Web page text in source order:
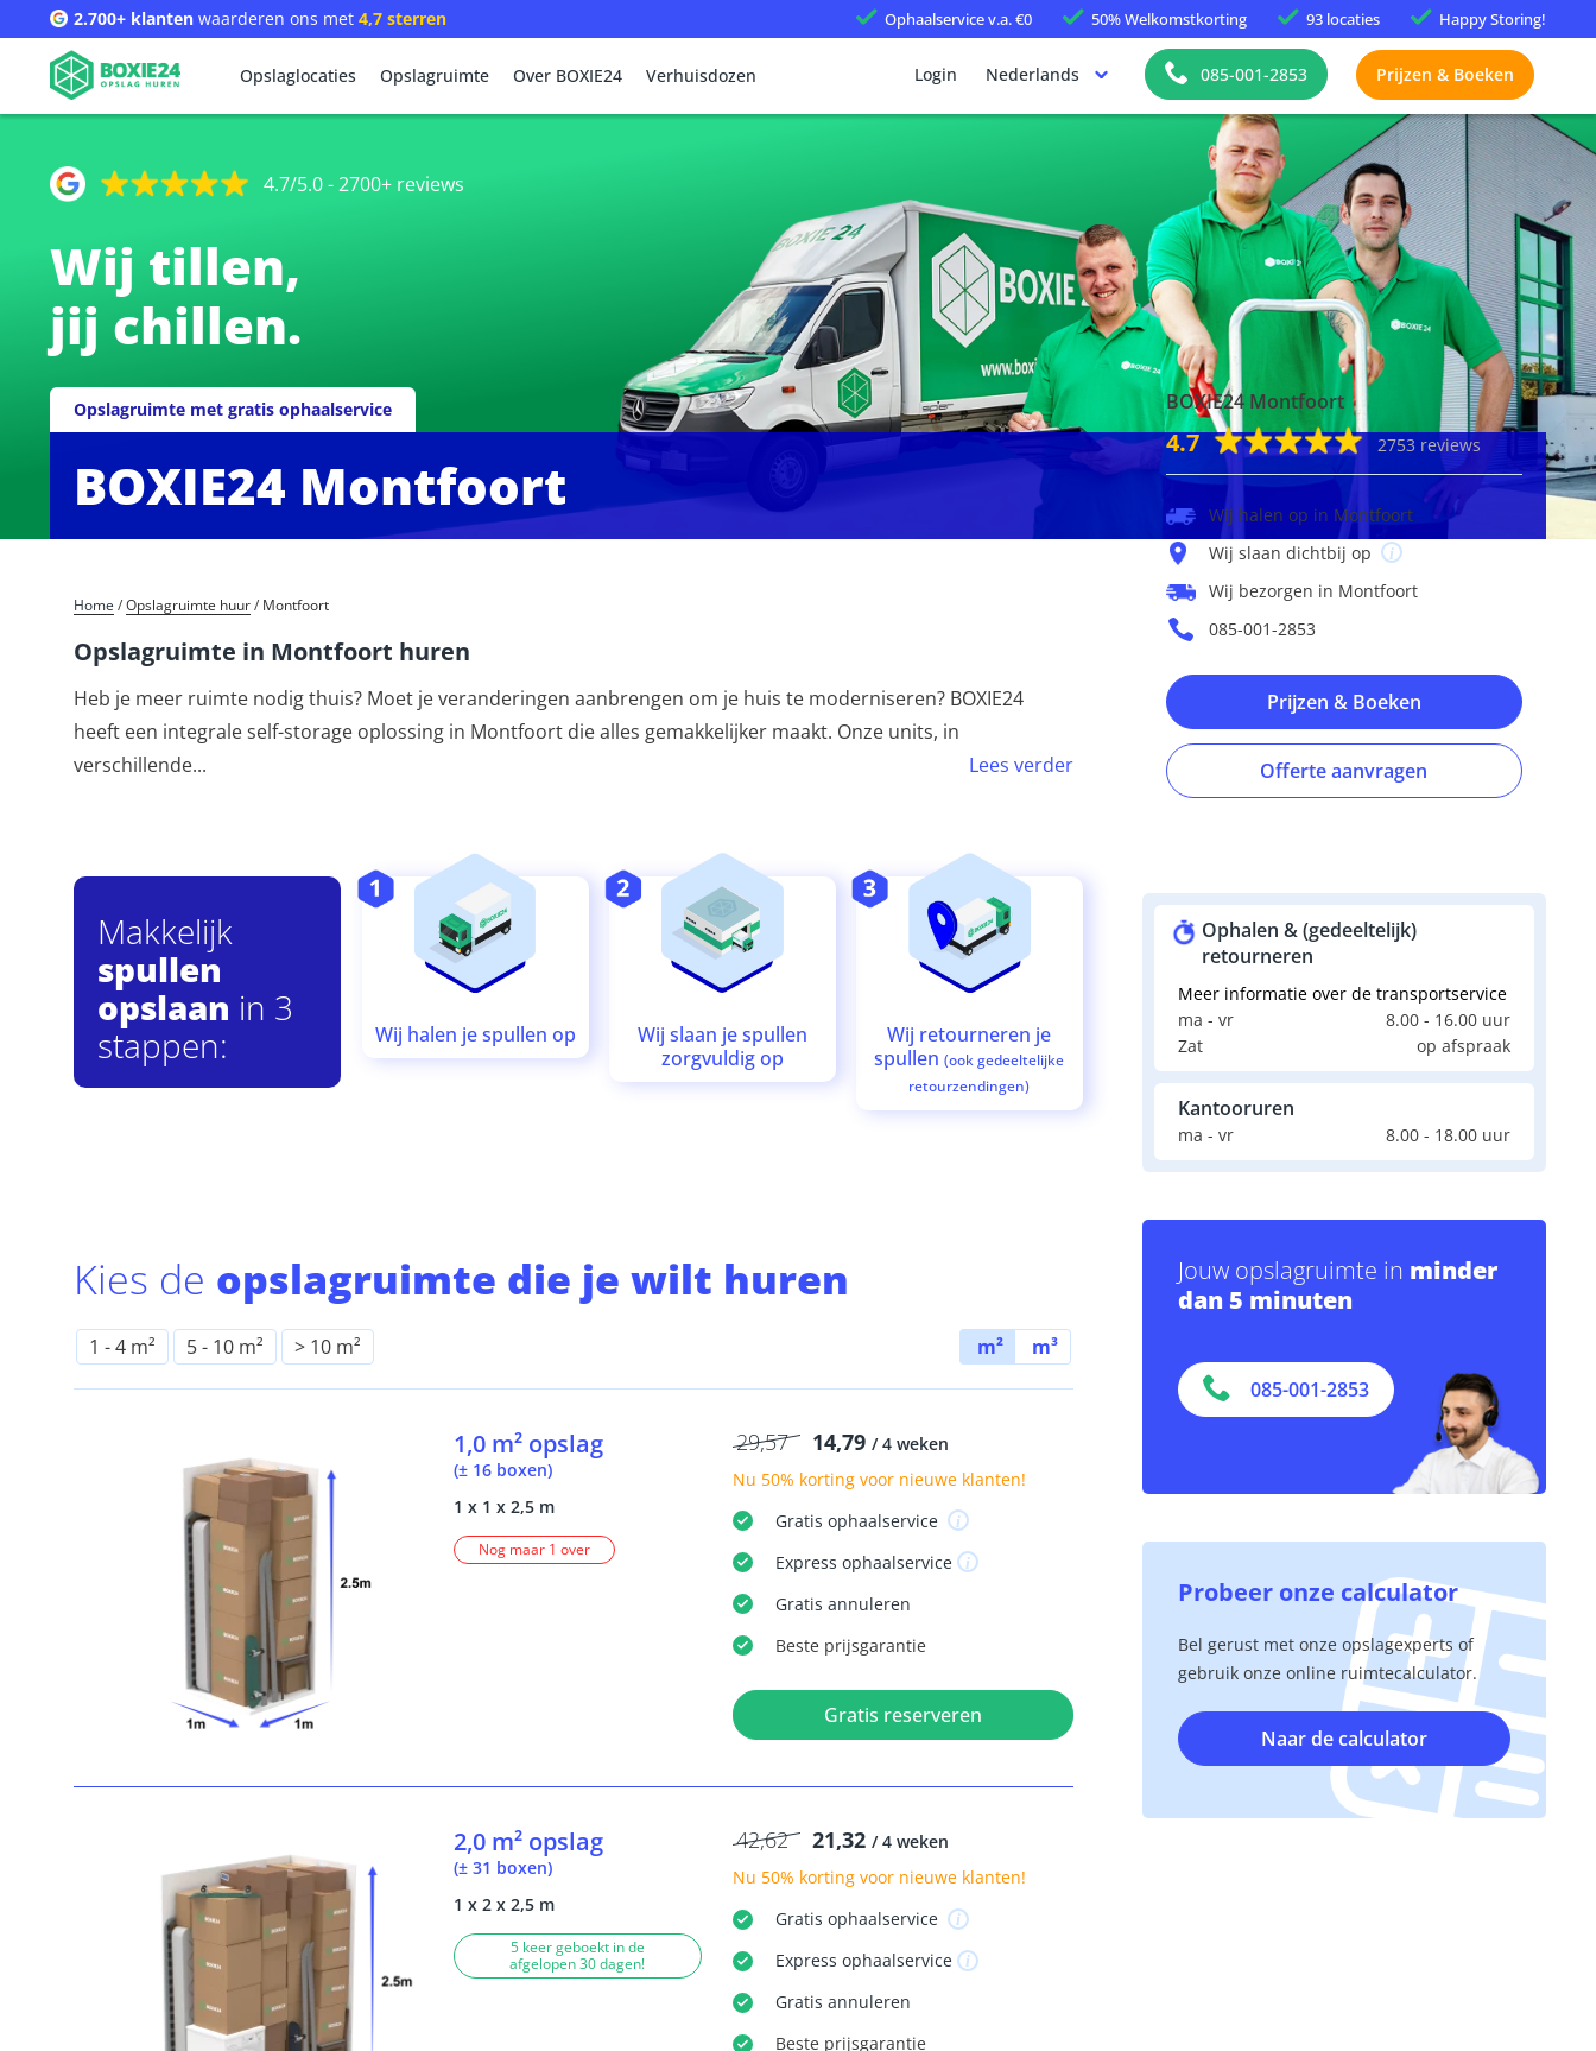
2.700+ klanten waarderen ons met 4,7 sterren Ophaalservicev.a. €0 50%Welkomstkorting 93 locaties HappyStoring!
Opslaglocaties Opslagruimte Over BOXIE24 Verhuisdozen Login Nederlands 085-001-2853 Prijzen & Boeken
4.7/5.0 - 2700+ reviews
Wij tillen,
jij chillen.
Opslagruimte met gratis ophaalservice
BOXIE24 Montfoort
Home / Opslagruimte huur/ Montfoort
Opslagruimte in Montfoort huren
Heb je meer ruimte nodig thuis? Moet je veranderingen aanbrengen om je huis te moderniseren? BOXIE24
heeft een integrale self-storage oplossing in Montfoort die alles gemakkelijker maakt. Onze units, in
verschillende... Lees verder
Makkelijk
spullen
opslaan in 3
stappen:
Wij halen je spullen op
Wij slaan je spullen
zorgvuldig op
Wij retourneren je
spullen(ook gedeeltelijke
retourzendingen)
BOXIE24 Montfoort
4.7 2753 reviews
Wij halen op in Montfoort
Wij slaan dichtbij op
Wij bezorgen in Montfoort
085-001-2853
Prijzen & Boeken
Offerte aanvragen
Ophalen & (gedeeltelijk)
retourneren
Meer informatie over de transportservice
ma - vr
8.00 - 16.00 uur
Zat
op afspraak
Kantooruren
ma - vr 8.00 - 18.00 uur
Jouw opslagruimte in minder
dan 5 minuten
085-001-2853
Probeer onze calculator
Bel gerust met onze opslagexperts of
gebruik onze online ruimtecalculator.
Naar de calculator
Kies de opslagruimte die je wilt huren
1 -4 m² 5- 10 m² > 10 m² m² m³
1,0 m² opslag
(± 16 boxen)
1 x 1 x 2,5 m
Nog maar 1 over
29,57 14,79 / 4 weken
Nu 50% kortingvoor nieuwe klanten!
Gratis ophaalservice
Express ophaalservice
Gratis annuleren
Beste prijsgarantie
Gratis reserveren
2,0 m² opslag
(± 31 boxen)
1 x 2 x 2,5 m
5 keer geboekt in de
afgelopen 30 dagen!
42,62 21,32 / 4 weken
Nu 50% kortingvoor nieuwe klanten!
Gratis ophaalservice
Express ophaalservice
Gratis annuleren
Beste prijsgarantie